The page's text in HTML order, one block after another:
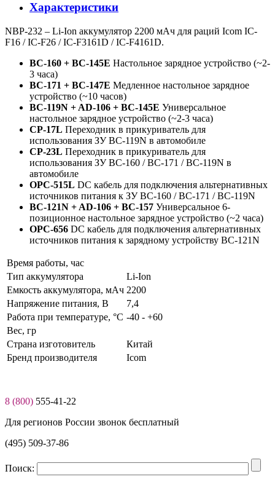
Характеристики
NBP-232 – Li-Ion аккумулятор 2200 мАч для раций Icom IC-
F16 / IC-F26 / IC-F3161D / IC-F4161D.
BC-160 + BC-145E Настольное зарядное устройство (~2-
3 часа)
BC-171 + BC-147E Медленное настольное зарядное
устройство (~10 часов)
BC-119N + AD-106 + BC-145E Универсальное
настольное зарядное устройство (~2-3 часа)
CP-17L Переходник в прикуриватель для
использования ЗУ BC-119N в автомобиле
CP-23L Переходник в прикуриватель для
использования ЗУ BC-160 / BC-171 / BC-119N в
автомобиле
OPC-515L DC кабель для подключения альтернативных
источников питания к ЗУ BC-160 / BC-171 / BC-119N
BC-121N + AD-106 + BC-157 Универсальное 6-
позиционное настольное зарядное устройство (~2 часа)
OPC-656 DC кабель для подключения альтернативных
источников питания к зарядному устройству BC-121N
Время работы, час
Тип аккумулятора
Li-Ion
Емкость аккумулятора, мАч 2200
Нaпряжение питaния, В
7,4
Работа при температуре, °C -40 - +60
Вес, гр
Страна изготовитель
Китай
Бренд производителя
Icom
8 (800) 555-41-22
Для регионов России звонок бесплатный
(495) 509-37-86
Поиск: